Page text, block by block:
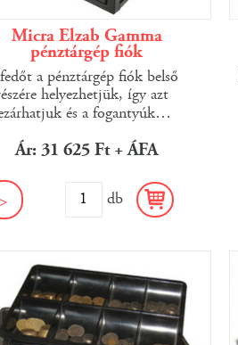
Micra Elzab Gamma
pénztárgép fiók
a pénztárgép fiók belső
helyezhetjük, így azt
és a fogantyúk…
Ár: 31 625 Ft + ÁFA
db